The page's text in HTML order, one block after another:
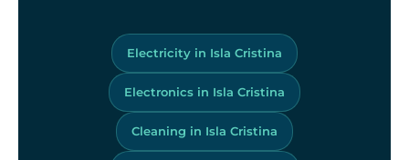
Electricity in Isla Cristina
Electronics in Isla Cristina
Cleaning in Isla Cristina